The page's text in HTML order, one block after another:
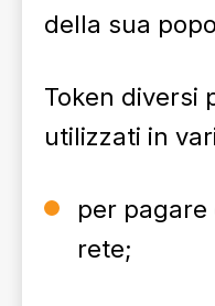
della sua
Token diversi
utilizzati in
per pagare
rete;